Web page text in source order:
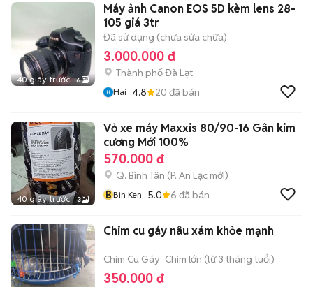
40 giây trước 6
Máy ảnh Canon EOS 5D kèm lens 28-
105 giá 3tr
Đã sử dụng (chưa sửa chữa)
3.000.000 đ
Thành phố Đà Lạt
Hai 4.8 20 đã bán
40 giây trước 3
Vỏ xe máy Maxxis 80/90-16 Gân kim
cương Mới 100%
570.000 đ
Q. Bình Tân (P. An Lạc mới)
BBin Ken 5.0 6 đã bán
Chim cu gáy nâu xám khỏe mạnh
Chim Cu Gáy Chim lớn (từ 3 tháng tuổi)
350.000 đ